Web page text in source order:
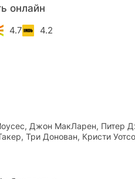
онлайн
4.7 4.2
Джон МакЛарен, Питер
Три Донован, Кристи